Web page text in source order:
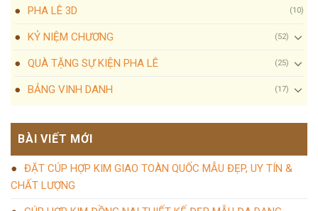
PHA LÊ 3D (10)
KỶ NIỆM CHƯƠNG (52)
QUÀ TẶNG SỰ KIỆN PHA LÊ (25)
BẢNG VINH DANH (17)
BÀI VIẾT MỚI
ĐẶT CÚP HỢP KIM GIAO TOÀN QUỐC MẪU ĐẸP, UY TÍN &
CHẤT LƯỢNG